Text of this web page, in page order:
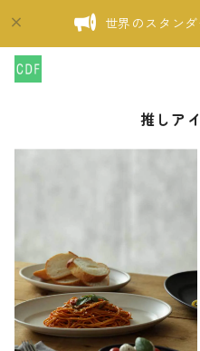
世界のスタン
推しア